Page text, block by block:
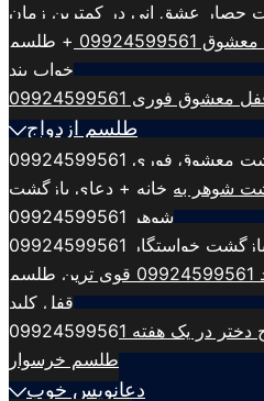
حصار عشق انی در کمترین زمان
طلسم خواب بند معشوق 09924599561 + طلسم
خواب بند
فوری 09924599561
طلسم ازدواج
فوری 09924599561
شوهر به خانه + دعای بازگشت
شوهر 09924599561
خواستگار 09924599561
طلسم قفل و کلید 09924599561 قوی ترین طلسم
قفل کلید
یک هفته 09924599561
طلسم خرسوار
دعانویس خوب